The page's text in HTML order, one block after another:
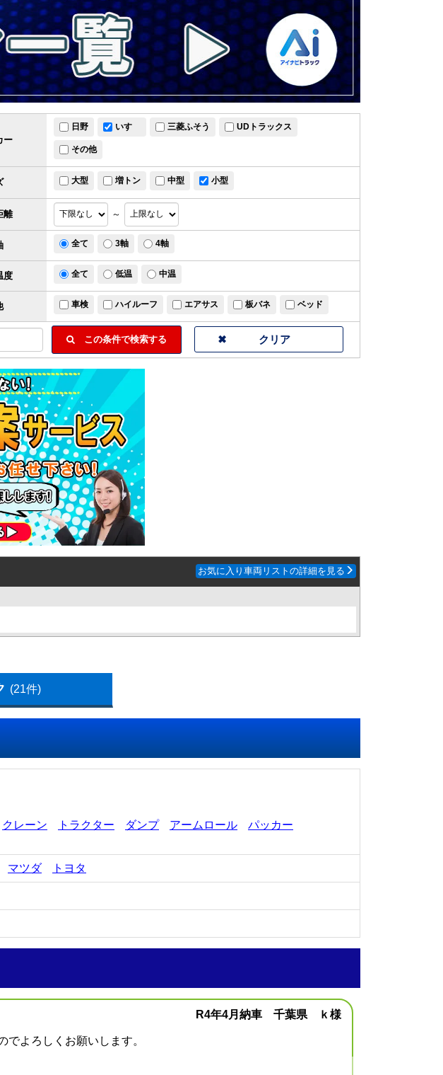
大型 増トン 中型 小型
この条件で検索する
ー
日野 いすゞ 三菱ふそう UDトラックス
その他
離 ～
全て 3軸 4軸
度 全て 低温 中温
車検 ハイルーフ エアサス 板バネ ベッド
お気に入り車両リストの詳細を見る
(21件)
クレーン トラクター ダンプ アームロール
パッカー
マツダ トヨタ
R4年4月納車 千葉県 ｋ様
よろしくお願いします。